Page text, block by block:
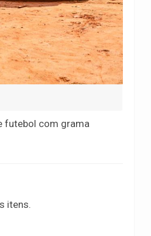
futebol com grama
itens.